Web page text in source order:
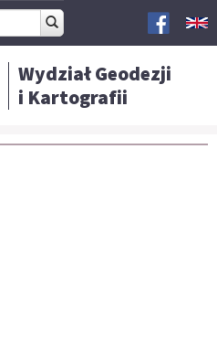
Wydział Geodezji
i Kartografii